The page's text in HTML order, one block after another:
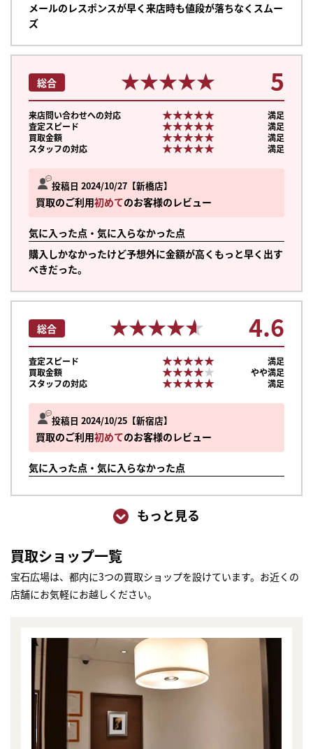
メールのレスポンスが早く来店時も値段が落ちなくスムー
ズ
投稿日 2024/10/27 新橋店
買取のご利用初めてのお客様のレビュー
気に入った点・気に入らなかった点
購入しかなかったけど予想外に金額が高くもっと早く出す
べきだった。
総合 ★★★★★
★★★★★ 5
来店問い合わせへの対応 ★★★★★
★★★★★
満足
査定スピード
★★★★★
★★★★★
満足
買取金額
★★★★★
★★★★★
満足
スタッフの対応
★★★★★
★★★★★ 満足
投稿日 2024/10/25 新宿店
買取のご利用初めてのお客様のレビュー
気に入った点・気に入らなかった点
総合 ★★★★★
★★★★★ 4.6
査定スピード ★★★★★
★★★★★
満足
買取金額
★★★★★
★★★★★
やや満足
スタッフの対応
★★★★★
★★★★★ 満足
もっと見る
買取ショップ一覧
宝石広場は、都内に3つの買取ショップを設けています。お近くの
店舗にお気軽にお越しください。
かんたん30秒でお試し査定